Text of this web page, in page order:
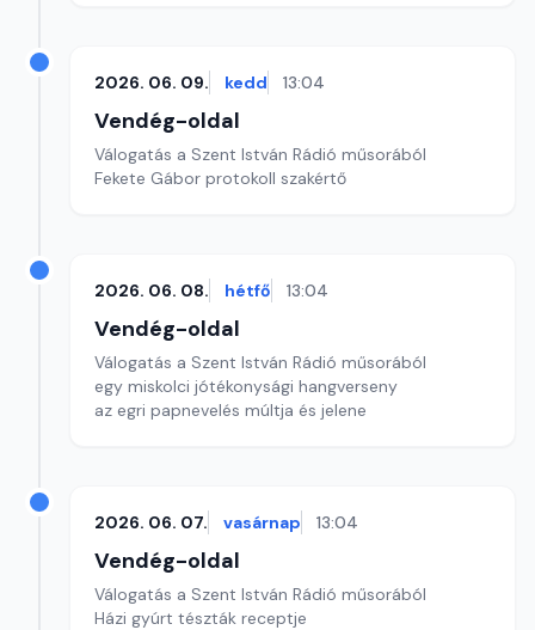
2026. 06. 09. kedd 13:04
Vendég-oldal
Válogatás a Szent István Rádió műsorából
Fekete Gábor protokoll szakértő
2026. 06. 08. hétfő 13:04
Vendég-oldal
Válogatás a Szent István Rádió műsorából
egy miskolci jótékonysági hangverseny
az egri papnevelés múltja és jelene
2026. 06. 07. vasárnap 13:04
Vendég-oldal
Válogatás a Szent István Rádió műsorából
Házi gyúrt tészták receptje